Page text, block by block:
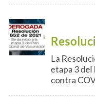
La
etapa 3 del
contra